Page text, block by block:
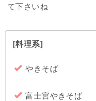
て下さいね
[料理系]
やきそば
富士宮やきそば